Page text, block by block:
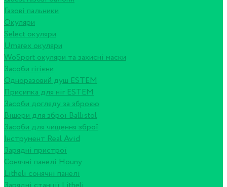
Газові пальники
Окуляри
Select окуляри
Umarex окуляри
WoSport окуляри та захисні маски
Засоби гігієни
Одноразовий душ ESTEM
Присипка для ніг ESTEM
Засоби догляду за зброєю
Вішери для зброї Ballistol
Засоби для чищення зброї
Інструмент Real Avid
Зарядні пристрої
Сонячні панелі Houny
Litheli сонячні панелі